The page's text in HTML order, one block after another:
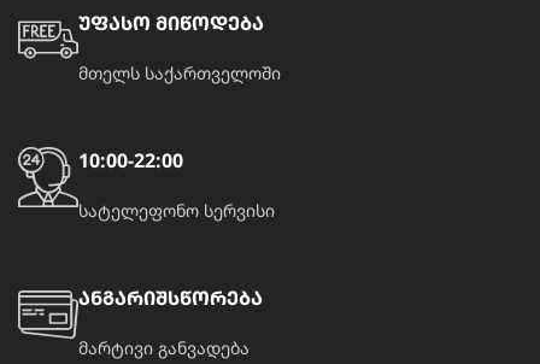
უფასო მიწოდება
მთელს საქართველოში
10:00-22:00
სატელეფონო სერვისი
ანგარიშსწორება
მარტივი განვადება